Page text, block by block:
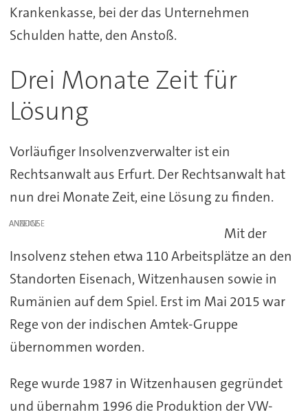
Krankenkasse, bei der das Unternehmen
Schulden hatte, den Anstoß.
Drei Monate Zeit für
Lösung
Vorläufiger Insolvenzverwalter ist ein
Rechtsanwalt aus Erfurt. Der Rechtsanwalt hat
nun drei Monate Zeit, eine Lösung zu finden.
ANZEIGE
Mit der
Insolvenz stehen etwa 110 Arbeitsplätze an den
Standorten Eisenach, Witzenhausen sowie in
Rumänien auf dem Spiel. Erst im Mai 2015 war
Rege von der indischen Amtek-Gruppe
übernommen worden.
Rege wurde 1987 in Witzenhausen gegründet
und übernahm 1996 die Produktion der VW-